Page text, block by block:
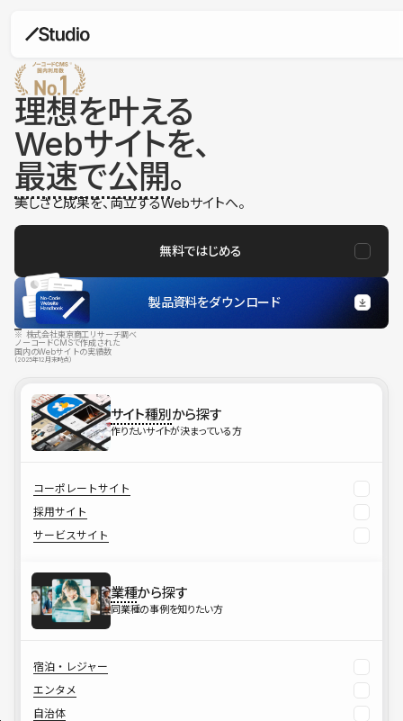
理想を叶える
Webサイトを、
最速で公開。
美しさと成果を、両立するWebサイトへ。
無料ではじめる
製品資料をダウンロード
※ 株式会社東京商工リサーチ調べ
ノーコードCMSで作成された
国内のWebサイトの実績数
（2025年12月末時点）
サイト種別から探す
作りたいサイトが決まっている方
コーポレートサイト
採用サイト
サービスサイト
業種から探す
同業種の事例を知りたい方
宿泊・レジャー
エンタメ
自治体